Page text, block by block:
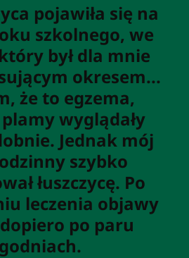
pojawiła się na
szkolnego, we
był dla mnie
okresem...
że to egzema,
wyglądały
Jednak mój
szybko
łuszczycę. Po
leczenia objawy
po paru